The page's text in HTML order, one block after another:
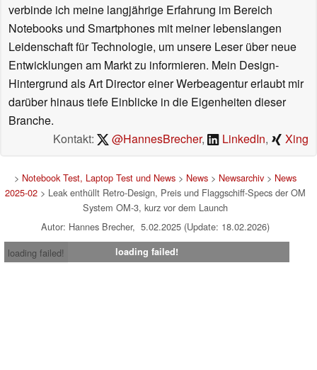
verbinde ich meine langjährige Erfahrung im Bereich
Notebooks und Smartphones mit meiner lebenslangen
Leidenschaft für Technologie, um unsere Leser über neue
Entwicklungen am Markt zu informieren. Mein Design-
Hintergrund als Art Director einer Werbeagentur erlaubt mir
darüber hinaus tiefe Einblicke in die Eigenheiten dieser
Branche.
Kontakt:
@HannesBrecher, LinkedIn, Xing
> Notebook Test, Laptop Test und News> News> Newsarchiv> News
2025-02> Leak enthüllt Retro-Design, Preis und Flaggschiff-Specs der OM
System OM-3, kurz vor dem Launch
Autor: Hannes Brecher, 5.02.2025 (Update: 18.02.2026)
loading failed!
loading failed!